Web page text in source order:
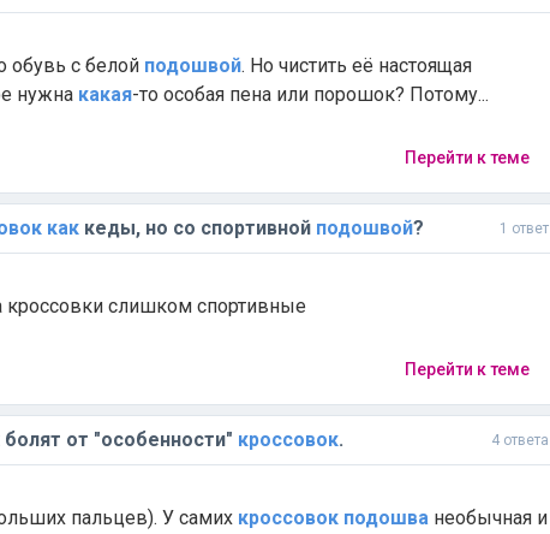
обувь с белой подошвой. Но чистить её настоящая
нужна какая-то особая пена или порошок? Потому...
Перейти к теме
как кеды, но со спортивной подошвой? 1 ответ
слишком спортивные
Перейти к теме
болят от "особенности" кроссовок. 4 ответа
пальцев). У самих кроссовок подошва необычная и